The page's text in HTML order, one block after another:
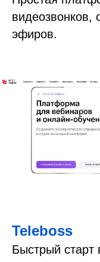
видеозвонков,
эфиров.
Teleboss
Быстрый старт